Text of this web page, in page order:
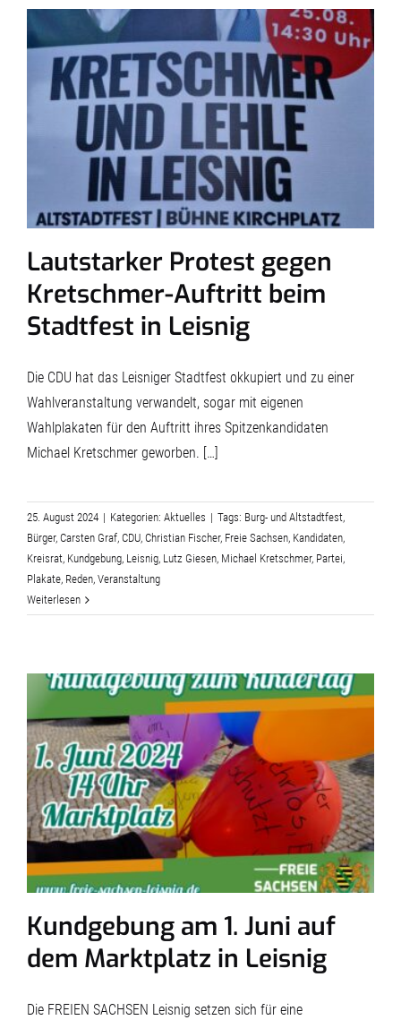
Lautstarker Protest gegen
Kretschmer-Auftritt beim
Stadtfest in Leisnig
Die CDU hat das Leisniger Stadtfest okkupiert und zu einer
Wahlveranstaltung verwandelt, sogar mit eigenen
Wahlplakaten für den Auftritt ihres Spitzenkandidaten
Michael Kretschmer geworben. […]
25. August 2024 | Kategorien: Aktuelles | Tags: Burg- und Altstadtfest,
Bürger, Carsten Graf, CDU, Christian Fischer, Freie Sachsen, Kandidaten,
Kreisrat, Kundgebung, Leisnig, Lutz Giesen, Michael Kretschmer, Partei,
Plakate, Reden, Veranstaltung
Weiterlesen
Kundgebung am 1. Juni auf
dem Marktplatz in Leisnig
Die FREIEN SACHSEN Leisnig setzen sich für eine